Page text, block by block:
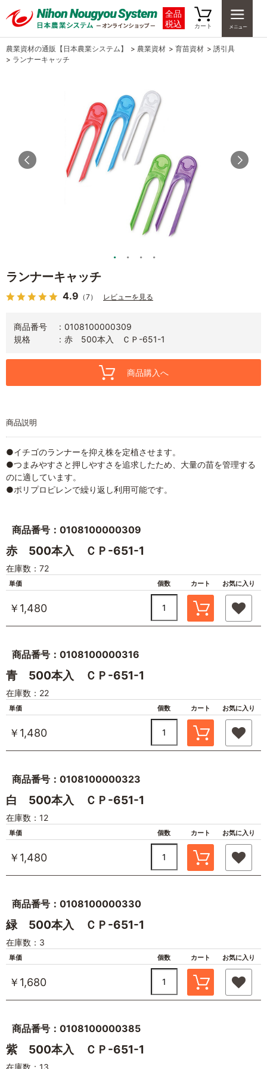
全品
税込
カート
農業資材の通販【日本農業システム】 > 農業資材 > 育苗資材 > 誘引具
> ランナーキャッチ
ランナーキャッチ
4.9 （7） レビューを見る
商品番号
0108100000309
規格
赤 500本入 ＣＰ-651-1
商品購入へ
商品説明
●イチゴのランナーを抑え株を定植させます。
●つまみやすさと押しやすさを追求したため、大量の苗を管理する
のに適しています。
●ポリプロピレンで繰り返し利用可能です。
商品番号：0108100000309
赤 500本入 ＣＰ-651-1
在庫数：72
単価 個数 カート お気に入り
￥1,480
商品番号：0108100000316
青 500本入 ＣＰ-651-1
在庫数：22
単価 個数 カート お気に入り
￥1,480
商品番号：0108100000323
白 500本入 ＣＰ-651-1
在庫数：12
単価 個数 カート お気に入り
￥1,480
商品番号：0108100000330
緑 500本入 ＣＰ-651-1
在庫数：3
単価 個数 カート お気に入り
￥1,680
商品番号：0108100000385
紫 500本入 ＣＰ-651-1
在庫数：13